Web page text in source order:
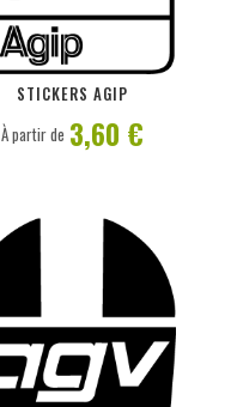
STICKERS AGIP
PERSONNALISER
À partir de 3,60 €